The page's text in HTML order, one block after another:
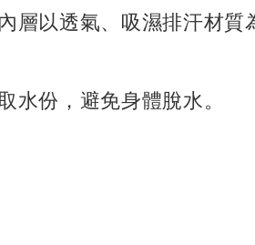
層以透氣、吸濕排汗材質
水份，避免身體脫水。